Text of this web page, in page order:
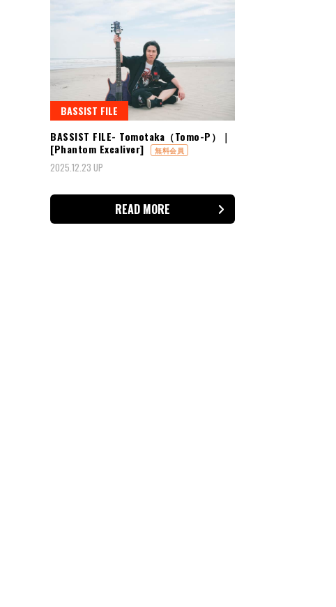
BASSIST FILE
BASSIST FILE- Tomotaka（Tomo-P）｜
[Phantom Excaliver]
無料会員
2025.12.23 UP
READ MORE